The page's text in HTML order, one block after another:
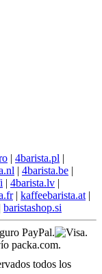
| 4barista.pl |
| 4barista.be |
| 4barista.lv |
| kaffeebarista.at |
baristashop.si
todos los